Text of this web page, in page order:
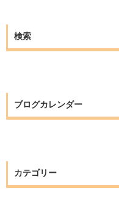
検索
ブログカレンダー
カテゴリー